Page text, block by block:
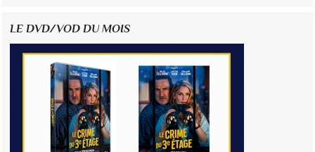
LE DVD/VOD DU MOIS